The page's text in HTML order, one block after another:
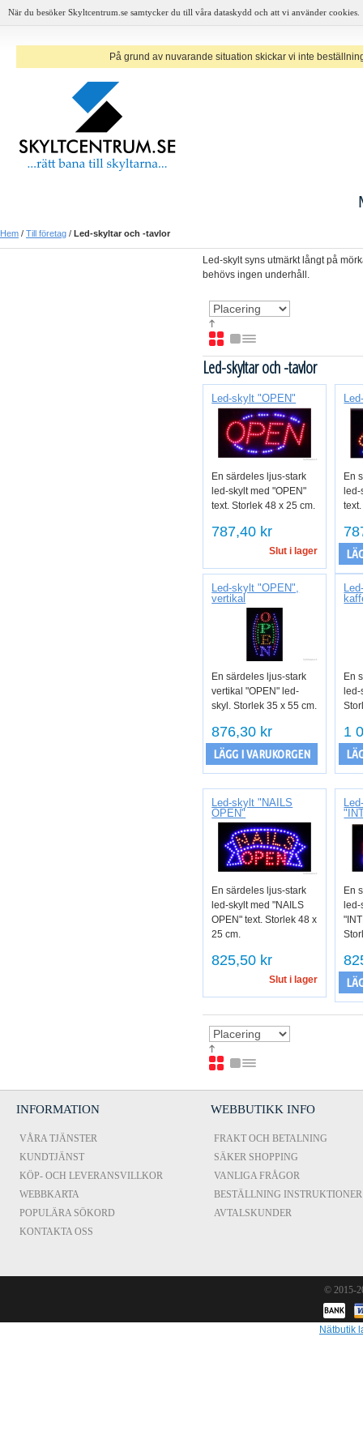
När du besöker Skyltcentrum.se samtycker du till våra dataskydd och att vi använder cookies.
På grund av nuvarande situation skickar vi inte
Hem / Till företag / Led-skyltar och -tavlor
Led-skylt syns utmärkt långt på
behövs ingen underhåll.
Led-skyltar och -tavlor
Led-skylt "OPEN"
En särdeles ljus-stark
led-skylt med "OPEN"
text. Storlek 48 x 25 cm.
787,40 kr
Slut i lager
En
Led-skylt "OPEN",
vertikal
En särdeles ljus-stark
vertikal "OPEN" led-
skyl. Storlek 35 x 55 cm.
876,30 kr
LÄGG I VARUKORGEN
En
led-
1
Led-skylt "NAILS
OPEN"
En särdeles ljus-stark
led-skylt med "NAILS
OPEN" text. Storlek 48 x
25 cm.
825,50 kr
Slut i lager
En
INFORMATION
VÅRA TJÄNSTER
KUNDTJÄNST
KÖP- OCH LEVERANSVILLKOR
WEBBKARTA
POPULÄRA SÖKORD
KONTAKTA OSS
WEBBUTIKK INFO
FRAKT OCH BETALNING
SÄKER SHOPPING
VANLIGA FRÅGOR
BESTÄLLNING INSTRUKTIONER
AVTALSKUNDER
© 2015-
Nätbutik